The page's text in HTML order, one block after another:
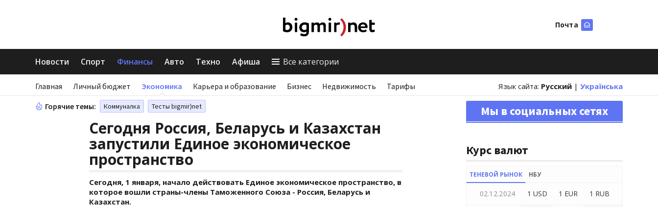
Почта
Новости Спорт Финансы Авто Техно Афиша Все категории
Главная Личный бюджет Экономика Карьера и образование Бизнес Недвижимость Тарифы Язык сайта: Русский | Українська
Горячие темы: Коммуналка Тесты bigmir)net
Сегодня Россия, Беларусь и Казахстан
запустили Единое экономическое
пространство
Сегодня, 1 января, начало действовать Единое экономическое пространство, в
которое вошли страны-члены Таможенного Союза - Россия, Беларусь и
Казахстан.
Мы в социальных сетях
Курс валют
ТЕНЕВОЙ РЫНОК НБУ
02.12.2024 1 USD 1 EUR 1 RUB